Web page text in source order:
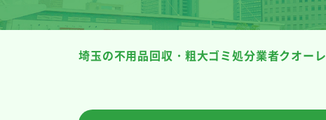
埼玉の不用品回収・粗大ゴミ処分業者クオーレ